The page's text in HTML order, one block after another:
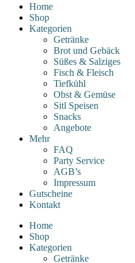
Home
Shop
Kategorien
Getränke
Brot und Gebäck
Süßes & Salziges
Fisch & Fleisch
Tiefkühl
Obst & Gemüse
Sitl Speisen
Snacks
Angebote
Mehr
FAQ
Party Service
AGB’s
Impressum
Gutscheine
Kontakt
Home
Shop
Kategorien
Getränke